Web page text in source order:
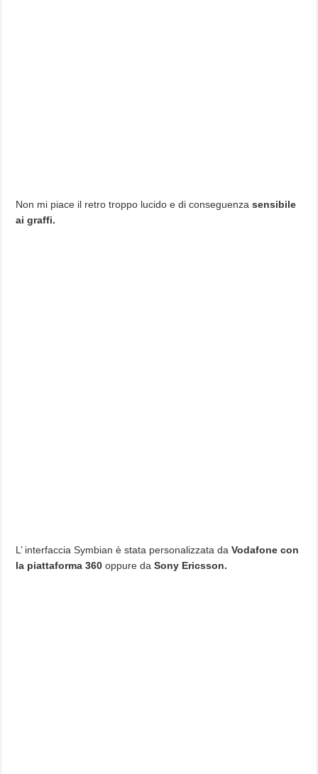
Non mi piace il retro troppo lucido e di conseguenzasensibile
ai graffi.
L’ interfaccia Symbian è stata personalizzata daVodafone con
la piattaforma 360 oppure daSony Ericsson.